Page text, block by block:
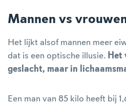
Mannen vs
Het lijkt alsof mannen meer
dat is een optische illusie. Het
geslacht, maar in
Een man van 85 kilo heeft bij